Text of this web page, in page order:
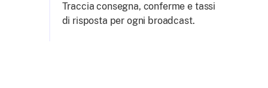
Traccia consegna, conferme e tassi
di risposta per ogni broadcast.